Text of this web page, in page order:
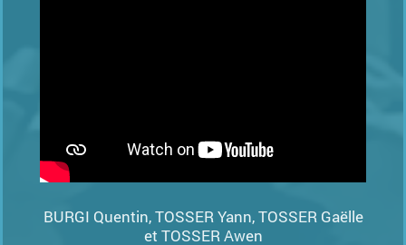
BURGI Quentin, TOSSER Yann, TOSSER Gaëlle
et TOSSER Awen